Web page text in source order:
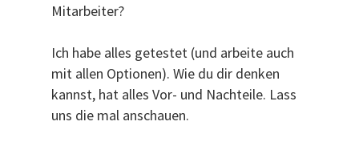
Mitarbeiter?
Ich habe alles getestet (und arbeite auch
mit allen Optionen). Wie du dir denken
kannst, hat alles Vor- und Nachteile. Lass
uns die mal anschauen.